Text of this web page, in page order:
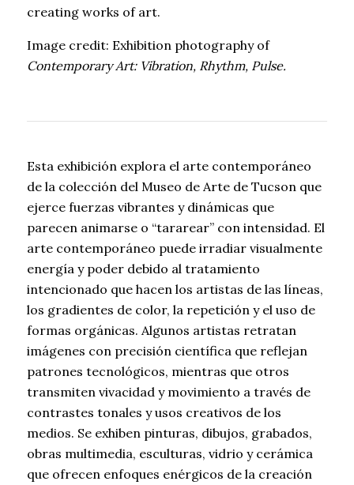
creating works of art.
Image credit: Exhibition photography of
Contemporary Art: Vibration, Rhythm, Pulse.
Esta exhibición explora el arte contemporáneo
de la colección del Museo de Arte de Tucson que
ejerce fuerzas vibrantes y dinámicas que
parecen animarse o “tararear” con intensidad. El
arte contemporáneo puede irradiar visualmente
energía y poder debido al tratamiento
intencionado que hacen los artistas de las líneas,
los gradientes de color, la repetición y el uso de
formas orgánicas. Algunos artistas retratan
imágenes con precisión científica que reflejan
patrones tecnológicos, mientras que otros
transmiten vivacidad y movimiento a través de
contrastes tonales y usos creativos de los
medios. Se exhiben pinturas, dibujos, grabados,
obras multimedia, esculturas, vidrio y cerámica
que ofrecen enfoques enérgicos de la creación